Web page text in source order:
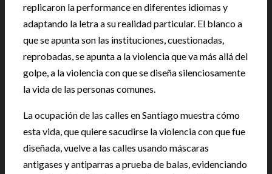
replicaron la performance en diferentes idiomas y
adaptando la letra a su realidad particular. El blanco a
que se apunta son las instituciones, cuestionadas,
reprobadas, se apunta a la violencia que va más allá del
golpe, a la violencia con que se diseña silenciosamente
la vida de las personas comunes.
La ocupación de las calles en Santiago muestra cómo
esta vida, que quiere sacudirse la violencia con que fue
diseñada, vuelve a las calles usando máscaras
antigases y antiparras a prueba de balas, evidenciando